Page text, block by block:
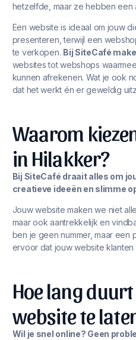
hetzelfde, maar ze hebben een
Een website is ideaal om jouw
presenteren, terwijl een
te verkopen. Bij SiteCafé
websites tot webshops
kunnen afrekenen. Wat je ook
dat het werkt én er geweldig
Waarom
in Hilakker?
Bij SiteCafé draait alles om
creatieve ideeën en slimme
Jouw website maken we niet
maar ook aantrekkelijk en
ben je geen nummer, maar een
ervoor dat jouw website
Hoe lang
website te
Wil je snel online? Geen